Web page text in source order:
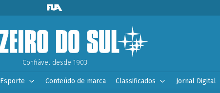
Confiável desde 1903.
Esporte Conteúdo de marca Classificados Jornal Digital